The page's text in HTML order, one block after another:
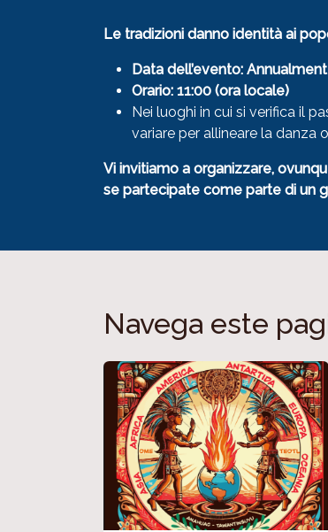
Le tradizioni danno identità ai
Data dell’evento:
Orario: 11:00 (ora locale)
Nei luoghi in cui si verifica il
variare per allineare la danza
Vi invitiamo a organizzare,
se partecipate come parte di un
Navega este